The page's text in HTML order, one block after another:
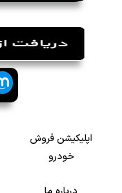
اپلیکیشن فروش
خودرو